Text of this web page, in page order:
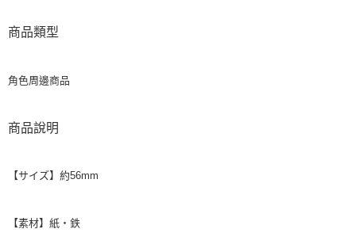
商品類型
角色周邊商品
商品說明
【サイズ】約56mm
【素材】紙・鉄